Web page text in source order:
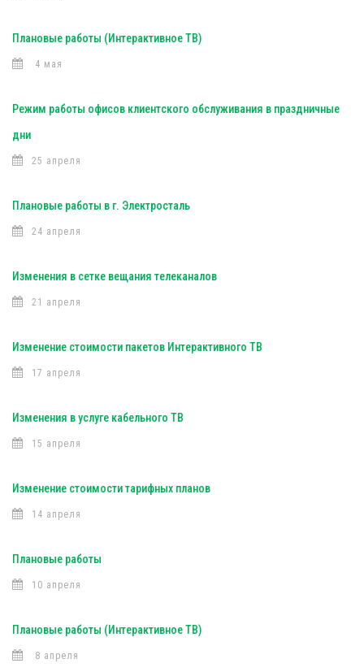
Плановые работы (Интерактивное ТВ)
4 мая
Режим работы офисов клиентского обслуживания в праздничные
дни
25 апреля
Плановые работы в г. Электросталь
24 апреля
Изменения в сетке вещания телеканалов
21 апреля
Изменение стоимости пакетов Интерактивного ТВ
17 апреля
Изменения в услуге кабельного ТВ
15 апреля
Изменение стоимости тарифных планов
14 апреля
Плановые работы
10 апреля
Плановые работы (Интерактивное ТВ)
8 апреля